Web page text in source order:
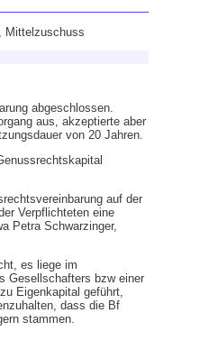
Mittelzuschuss
abgeschlossen.
aus, akzeptierte aber
von 20 Jahren.
auf der
Verpflichteten eine
Petra Schwarzinger,
es liege im
Gesellschafters bzw einer
Eigenkapital geführt,
dass die Bf
stammen.